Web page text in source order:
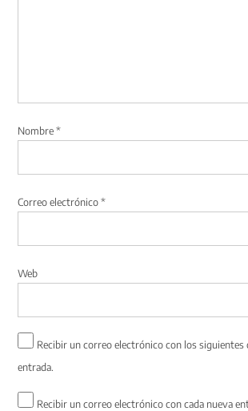
Nombre*
Correo electrónico*
Web
Recibir un correo electrónico con los siguientes
entrada.
Recibir un correo electrónico con cada nueva